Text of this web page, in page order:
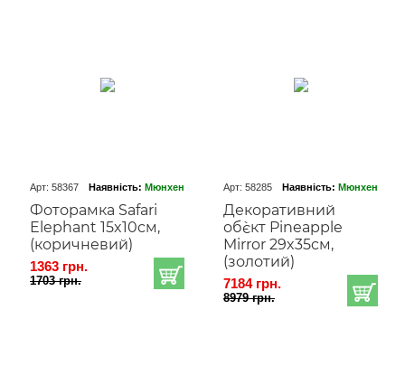
Арт: 58367 Наявність: Мюнхен
Фоторамка Safari
Elephant 15x10cм,
(коричневий)
1363 грн.
1703 грн.
Арт: 58285 Наявність: Мюнхен
Декоративний
об`єкт Pineapple
Mirror 29x35cм,
(золотий)
7184 грн.
8979 грн.